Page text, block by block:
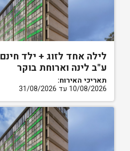
לילה אחד לזוג + ילד חינם
ע"ב לינה וארוחת בוקר
תאריכי האירוח:
10/08/2026 עד 31/08/2026